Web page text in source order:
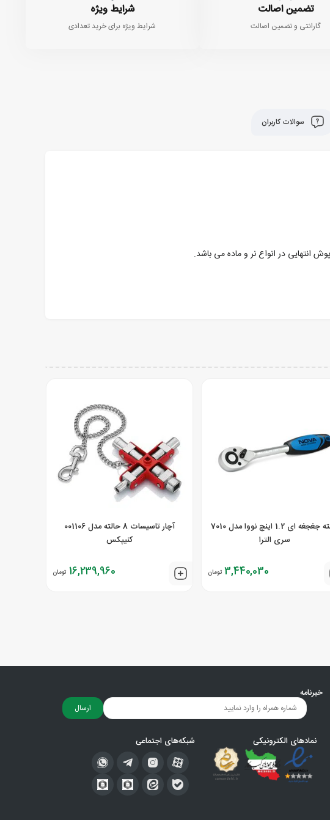
تضمین اصالت
گارانتی و تضمین اصالت
شرایط ویژه
شرایط ویژه برای خرید تعدادی
سوالات کاربران
انتهایی در انواع نر و ماده می باشد.
دسته جغجغه ای 1.2 اینچ نووا مدل 7010
سری الترا
3,440,030 تومان
آچار تاسیسات 8 حالته مدل 001106
کنیپکس
16,239,960 تومان
خبرنامه
ارسال
نمادهای الکترونیکی شبکه‌های اجتماعی